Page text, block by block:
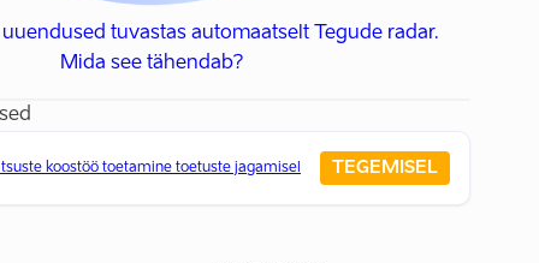
tuvastas automaatselt Tegude radar.
Mida see tähendab?
koostöö toetamine toetuste jagamisel TEGEMISEL